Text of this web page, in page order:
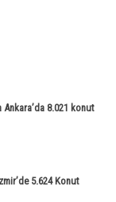
Ankara’da 8.021 konut
5.624 Konut